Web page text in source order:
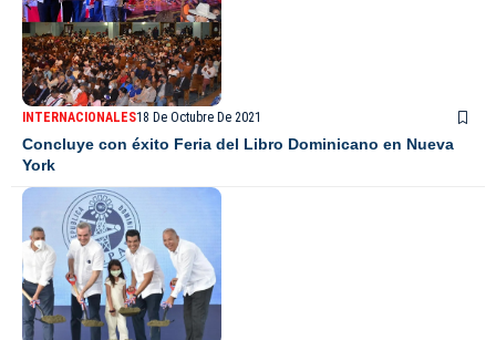
INTERNACIONALES18 De Octubre De 2021
Concluye con éxito Feria del Libro Dominicano en Nueva
York